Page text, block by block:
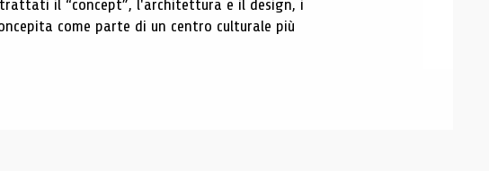
il ​​“concept”, l'architettura e il design, i
come parte di un centro culturale più